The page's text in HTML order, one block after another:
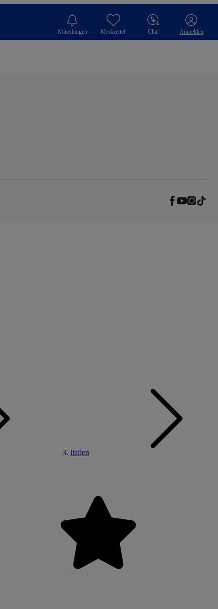
Mitteilungen Merkzettel Chat Anmelden
Italien